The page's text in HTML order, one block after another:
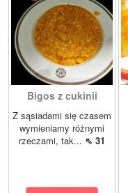
Bigos z cukinii
Z sąsiadami się czasem
wymieniamy różnymi
rzeczami, tak... ⇖ 31